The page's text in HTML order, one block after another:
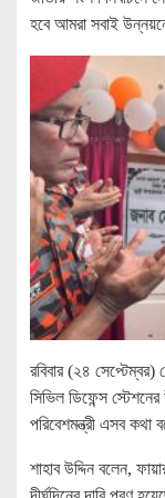
হবে আমরা সবাই
রবিবার (২৪ সেপ্টেম্বর)
সিভিল ডিফেন্স
পরিবেশমন্ত্রী এসব কথা
শাহাব উদ্দিন বলেন,